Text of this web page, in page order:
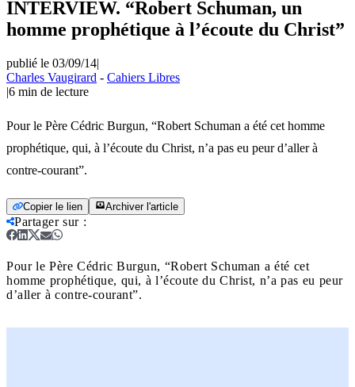
INTERVIEW. “Robert Schuman, un
homme prophétique à l’écoute du Christ”
publié le 03/09/14|
Charles Vaugirard - Cahiers Libres
|6 min de lecture
Pour le Père Cédric Burgun, “Robert Schuman a été cet homme
prophétique, qui, à l’écoute du Christ, n’a pas eu peur d’aller à
contre-courant”.
Copier le lien Archiver l'article
Partager sur:
Pour le Père Cédric Burgun, “Robert Schuman a été cet
homme prophétique, qui, à l’écoute du Christ, n’a pas eu peur
d’aller à contre-courant”.